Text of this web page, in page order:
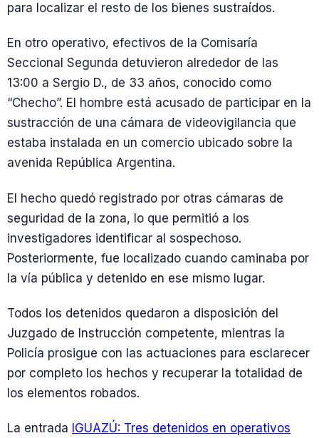
para localizar el resto de los bienes sustraídos.
En otro operativo, efectivos de la Comisaría
Seccional Segunda detuvieron alrededor de las
13:00 a Sergio D., de 33 años, conocido como
“Checho”. El hombre está acusado de participar en la
sustracción de una cámara de videovigilancia que
estaba instalada en un comercio ubicado sobre la
avenida República Argentina.
El hecho quedó registrado por otras cámaras de
seguridad de la zona, lo que permitió a los
investigadores identificar al sospechoso.
Posteriormente, fue localizado cuando caminaba por
la vía pública y detenido en ese mismo lugar.
Todos los detenidos quedaron a disposición del
Juzgado de Instrucción competente, mientras la
Policía prosigue con las actuaciones para esclarecer
por completo los hechos y recuperar la totalidad de
los elementos robados.
La entrada IGUAZÚ: Tres detenidos en operativos